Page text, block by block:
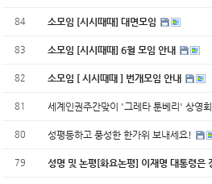
84 소모임 [시시때때] 대면모임
83 소모임 [시시때때] 6월 모임 안내
82 소모임 [ 시시때때 ] 번개모임 안내
81 세계인권주간맞이 '그레타 툰베리' 상영
80 성평등하고 풍성한 한가위 보내세요!
79 성명 및 논평[화요논평] 이재명 대통령은